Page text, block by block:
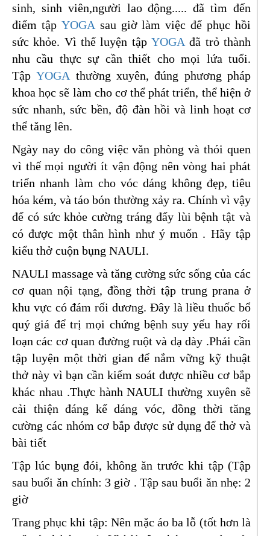
sinh, sinh viên,người lao động..... đã tìm đến
điểm tập YOGA sau giờ làm việc để phục hồi
sức khỏe. Vì thế luyện tập YOGA đã trỏ thành
nhu cầu thực sự cần thiết cho mọi lứa tuổi.
TậpYOGA thường xuyên, đúng phương pháp
khoa học sẽ làm cho cơ thể phát triển, thể hiện ở
sức nhanh, sức bền, độ đàn hồi và linh hoạt cơ
thể tăng lên.
Ngày nay do công việc văn phòng và thói quen
vì thế mọi người ít vận động nên vòng hai phát
triển nhanh làm cho vóc dáng không đẹp, tiêu
hóa kém, và táo bón thường xảy ra. Chính vì vậy
để có sức khỏe cường tráng đẩy lùi bệnh tật và
có được một thân hình như ý muốn . Hãy tập
kiểu thở cuộn bụng NAULI.
NAULI massage và tăng cường sức sống của các
cơ quan nội tạng, đồng thời tập trung prana ở
khu vực có đám rối dương. Đây là liều thuốc bổ
quý giá để trị mọi chứng bệnh suy yếu hay rối
loạn các cơ quan đường ruột và dạ dày .Phải cần
tập luyện một thời gian để nắm vững kỹ thuật
thở này vì bạn cần kiểm soát được nhiều cơ bắp
khác nhau .Thực hành NAULI thường xuyên sẽ
cải thiện đáng kể dáng vóc, đồng thời tăng
cường các nhóm cơ bắp được sử dụng để thở và
bài tiết
Tập lúc bụng đói, không ăn trước khi tập (Tập
sau buổi ăn chính: 3 giờ . Tập sau buổi ăn nhẹ: 2
giờ
Trang phục khi tập: Nên mặc áo ba lỗ (tốt hơn là